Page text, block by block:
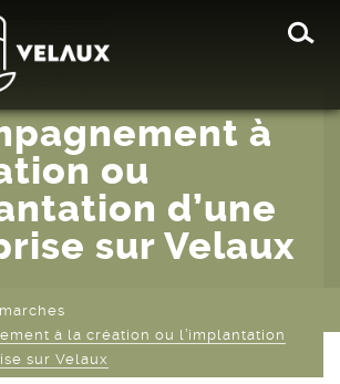
à
ou
d’une
sur Velaux
à la création ou l’implantation
sur Velaux